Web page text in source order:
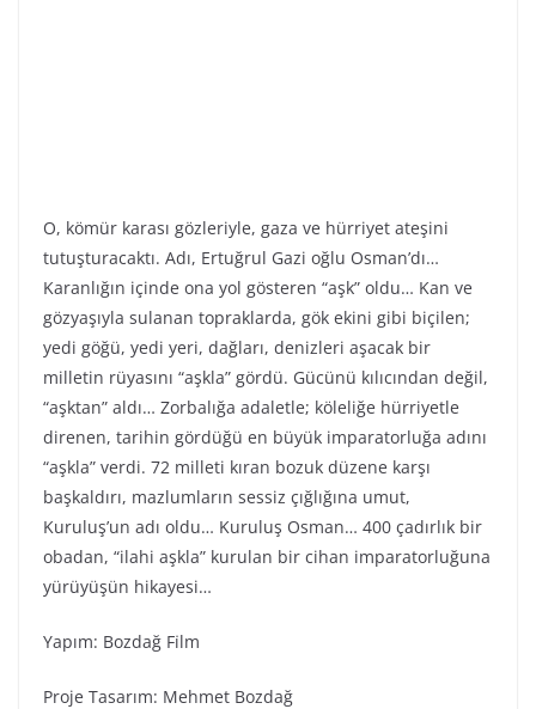
O, kömür karası gözleriyle, gaza ve hürriyet ateşini
tutuşturacaktı. Adı, Ertuğrul Gazi oğlu Osman’dı…
Karanlığın içinde ona yol gösteren “aşk” oldu… Kan ve
gözyaşıyla sulanan topraklarda, gök ekini gibi biçilen;
yedi göğü, yedi yeri, dağları, denizleri aşacak bir
milletin rüyasını “aşkla” gördü. Gücünü kılıcından değil,
“aşktan” aldı… Zorbalığa adaletle; köleliğe hürriyetle
direnen, tarihin gördüğü en büyük imparatorluğa adını
“aşkla” verdi. 72 milleti kıran bozuk düzene karşı
başkaldırı, mazlumların sessiz çığlığına umut,
Kuruluş’un adı oldu… Kuruluş Osman… 400 çadırlık bir
obadan, “ilahi aşkla” kurulan bir cihan imparatorluğuna
yürüyüşün hikayesi…
Yapım: Bozdağ Fi̇lm
Proje Tasarım: Mehmet Bozdağ